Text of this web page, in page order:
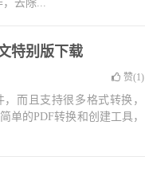
，去除...
特别版下载
赞(1)
而且支持很多格式转换，
单的PDF转换和创建工具，